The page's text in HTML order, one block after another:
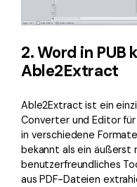
2. Word in
Able2Extract
Able2Extract ist ein
Converter und Editor
in verschiedene
bekannt als ein äußerst
benutzerfreundliches
aus PDF-Dateien